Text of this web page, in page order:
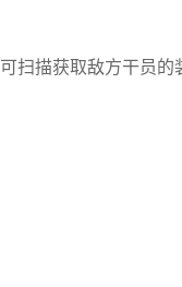
扫描获取敌方干员的